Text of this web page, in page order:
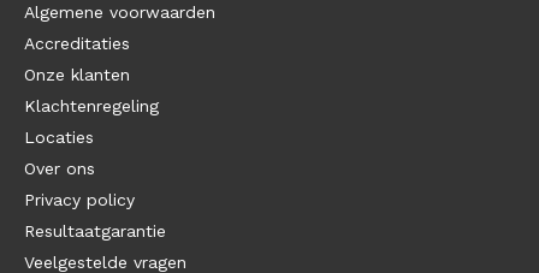
Algemene voorwaarden
Accreditaties
Onze klanten
Klachtenregeling
Locaties
Over ons
Privacy policy
Resultaatgarantie
Veelgestelde vragen